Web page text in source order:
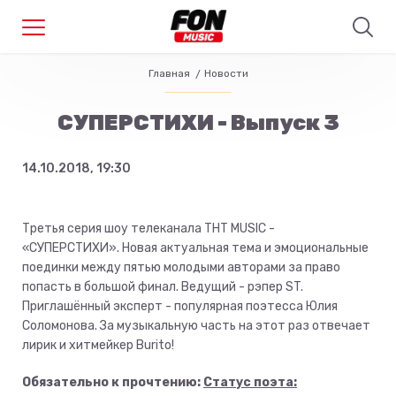
Главная Новости
СУПЕРСТИХИ - Выпуск 3
14.10.2018, 19:30
Третья серия шоу телеканала ТНТ MUSIC -
«СУПЕРСТИХИ». Новая актуальная тема и эмоциональные
поединки между пятью молодыми авторами за право
попасть в большой финал. Ведущий - рэпер ST.
Приглашённый эксперт - популярная поэтесса Юлия
Соломонова. За музыкальную часть на этот раз отвечает
лирик и хитмейкер Burito!
Обязательно к прочтению: Статус поэта: